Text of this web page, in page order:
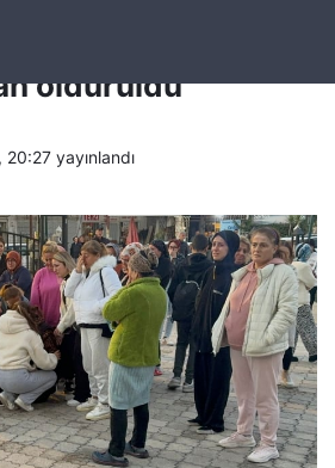
kadın dini nikahlı
öldürüldü
20:27 yayınlandı